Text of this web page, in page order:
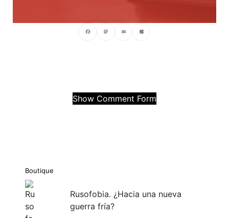
Show Comment Form
Boutique
Rusofobia. ¿Hacia una nueva
guerra fría?